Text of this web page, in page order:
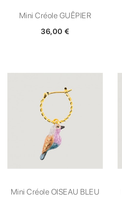
Mini Créole GUÊPIER
36,00 €
Mini Créole OISEAU BLEU